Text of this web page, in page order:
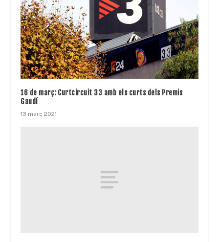
16 de març: Curtcircuit 33 amb els curts dels Premis
Gaudí
13 març 2021